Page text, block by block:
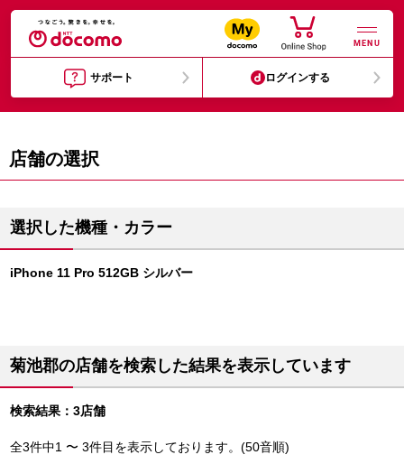
MENU
サポート ログインする
店舗の選択
選択した機種・カラー
iPhone 11 Pro 512GB シルバー
菊池郡の店舗を検索した結果を表示しています
検索結果：3店舗
全3件中1 〜 3件目を表示しております。(50音順)